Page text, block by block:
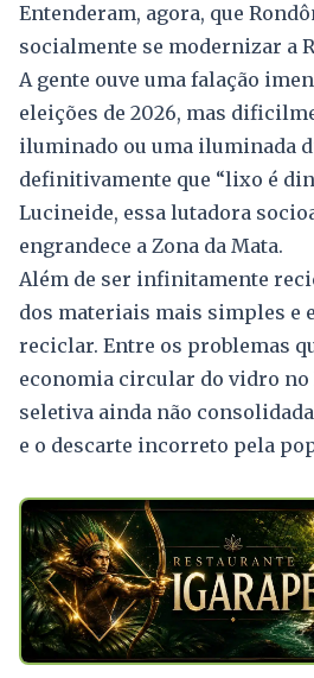
Entenderam, agora, que
socialmente se modernizar a
A gente ouve uma falação
eleições de 2026, mas
iluminado ou uma iluminada
definitivamente que “lixo é
Lucineide, essa lutadora
engrandece a Zona da Mata.
Além de ser infinitamente
dos materiais mais simples e
reciclar. Entre os problemas
economia circular do vidro no
seletiva ainda não
e o descarte incorreto pela